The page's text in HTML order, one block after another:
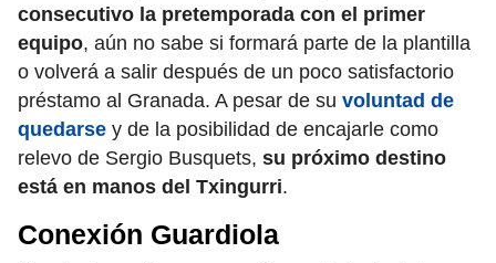
consecutivo la pretemporada con el primer
equipo, aún no sabe si formará parte de la plantilla
o volverá a salir después de un poco satisfactorio
préstamo al Granada. A pesar de su voluntad de
quedarse y de la posibilidad de encajarle como
relevo de Sergio Busquets, su próximo destino
está en manos del Txingurri.
Conexión Guardiola